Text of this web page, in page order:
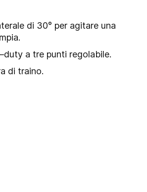
di 30° per agitare una
a tre punti regolabile.
di traino.